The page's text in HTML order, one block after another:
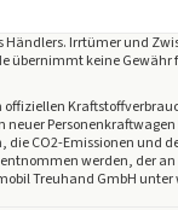
Assist" mit
mit Head Unit
Händlers. Irrtümer und
übernimmt keine Gewähr
neuer
die CO2-Emissionen und
werden, der
Treuhand GmbH